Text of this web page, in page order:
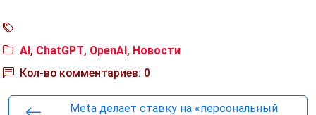
AI , ChatGPT, OpenAI , Новости
Кол-во комментариев: 0
Meta делает ставку на «персональный